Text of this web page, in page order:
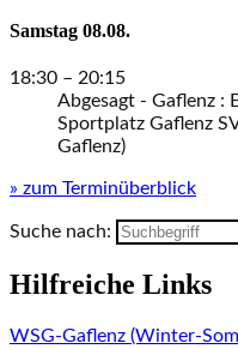
Samstag 08.08.
18:30 – 20:15
Abgesagt - Gaflenz :
Sportplatz Gaflenz
Gaflenz)
» zum Terminüberblick
Suche nach:
Hilfreiche Links
WSG-Gaflenz (Winter-